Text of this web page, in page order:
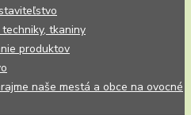
tkaniny
produktov
naše mestá a obce na ovocné